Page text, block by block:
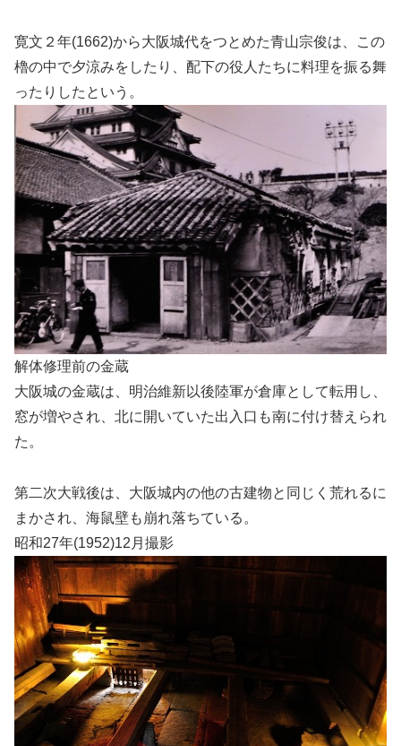
寛文２年(1662)から大阪城代をつとめた青山宗俊は、この
櫓の中で夕涼みをしたり、配下の役人たちに料理を振る舞
ったりしたという。
解体修理前の金蔵
大阪城の金蔵は、明治維新以後陸軍が倉庫として転用し、
窓が増やされ、北に開いていた出入口も南に付け替えられ
た。
第二次大戦後は、大阪城内の他の古建物と同じく荒れるに
まかされ、海鼠壁も崩れ落ちている。
昭和27年(1952)12月撮影